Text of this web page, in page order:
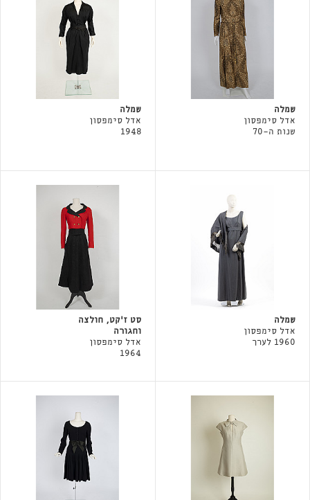
שמלה
אדל סימפסון
שנות ה-70
שמלה
אדל סימפסון
1948
שמלה
אדל סימפסון
1960 לערך
סט ז׳קט, חולצה
וחגורה
אדל סימפסון
1964